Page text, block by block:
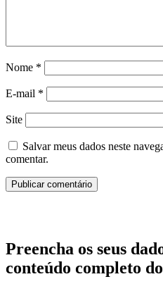
Nome *
E-mail *
Site
Salvar meus dados neste
comentar.
Preencha os seus
conteúdo completo